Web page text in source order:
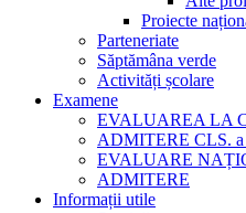
Proiecte
Parteneriate
Săptămâna verde
Activități școlare
Examene
EVALUAREA LA
ADMITERE CLS.
EVALUARE
ADMITERE
Informații utile